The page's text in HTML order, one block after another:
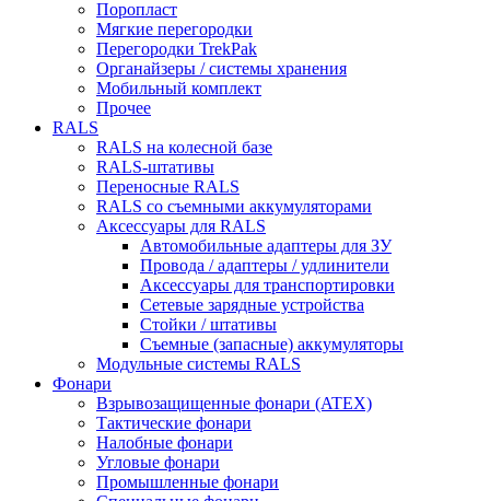
Поропласт
Мягкие перегородки
Перегородки TrekPak
Органайзеры / системы хранения
Мобильный комплект
Прочее
RALS
RALS на колесной базе
RALS-штативы
Переносные RALS
RALS со съемными аккумуляторами
Аксессуары для RALS
Автомобильные адаптеры для ЗУ
Провода / адаптеры / удлинители
Аксессуары для транспортировки
Сетевые зарядные устройства
Стойки / штативы
Съемные (запасные) аккумуляторы
Модульные системы RALS
Фонари
Взрывозащищенные фонари (ATEX)
Тактические фонари
Налобные фонари
Угловые фонари
Промышленные фонари